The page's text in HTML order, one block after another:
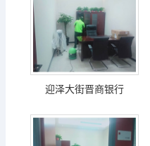
迎泽大街晋商银行